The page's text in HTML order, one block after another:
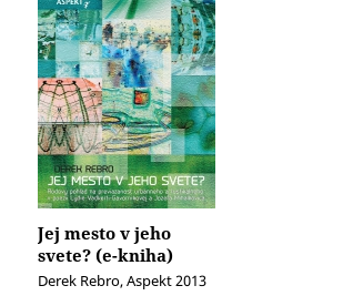
Jej mesto v jeho
svete? (e-kniha)
Derek Rebro, Aspekt 2013